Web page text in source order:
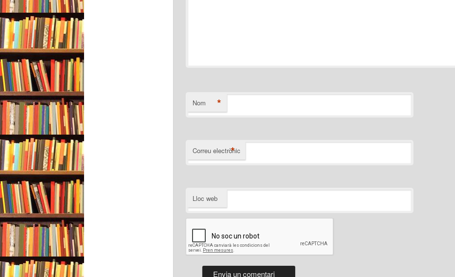
Nom *
Correu electrònic
*
Lloc web